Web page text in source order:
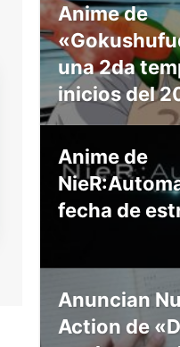
Anime de
una 2da
inicios del
Anime de
fecha de
Anuncian
Action de